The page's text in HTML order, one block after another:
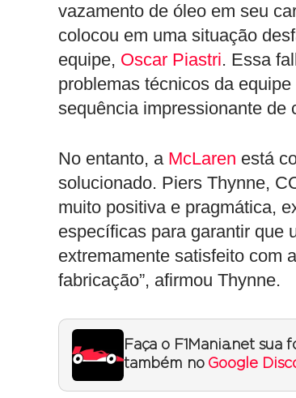
vazamento de óleo em seu
colocou em uma situação
equipe, Oscar Piastri. Essa
problemas técnicos da
sequência impressionante de
No entanto, a McLaren está
solucionado. Piers Thynne,
muito positiva e pragmática,
específicas para garantir que
extremamente satisfeito com
fabricação”, afirmou Thynne.
Faça o F1Mania.net
também no Google